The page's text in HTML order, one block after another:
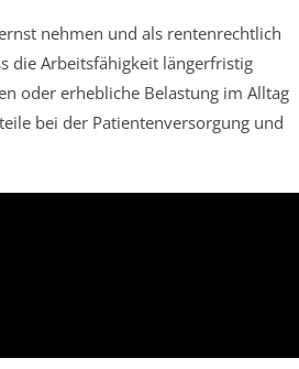
nehmen und als rentenrechtlich
die Arbeitsfähigkeit längerfristig
oder erhebliche Belastung im Alltag
bei der Patientenversorgung und